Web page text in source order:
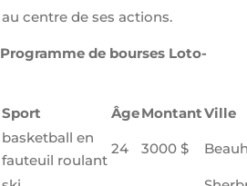
au centre de ses actions.
de bourses Loto-
Sport ÂgeMontantVille
basketball en
fauteuil roulant
24 3000 $